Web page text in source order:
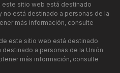
sitio web está destinado
no está destinado a personas de la
más información, consulte
este sitio web está destinado
a personas de la Unión
más información, consulte